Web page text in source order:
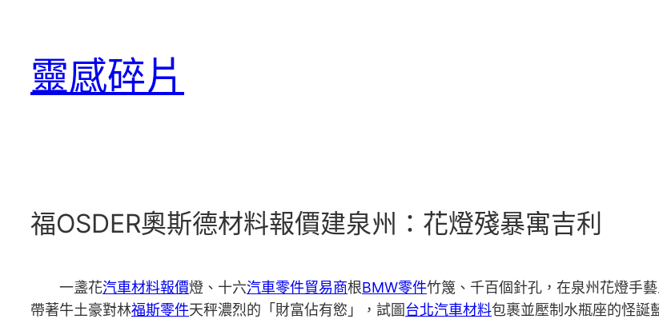
靈感碎片
福OSDER奧斯德材料報價建泉州：花燈殘暴寓吉利
一盞花汽車材料報價燈、十六汽車零件貿易商根BMW零件竹篾、千百個針孔，在泉州花燈手
帶著牛土豪對林福斯零件天秤濃烈的「財富佔有慾」，試圖 台北汽車材料包裹並壓制水瓶座的怪誕